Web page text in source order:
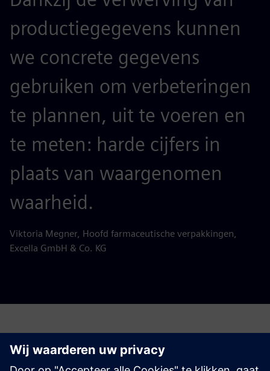
productiegegevens kunnen
we concrete gegevens
gebruiken om verbeteringen
te plannen, uit te voeren en
te meten: harde cijfers in
plaats van waargenomen
waarheid.
Viktoria Megner, Hoofd farmaceutische verpakkingen,
Excella GmbH & Co. KG